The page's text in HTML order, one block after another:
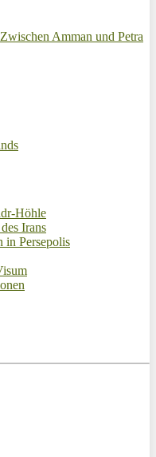
Amman und Petra
Höhle
Irans
in Persepolis